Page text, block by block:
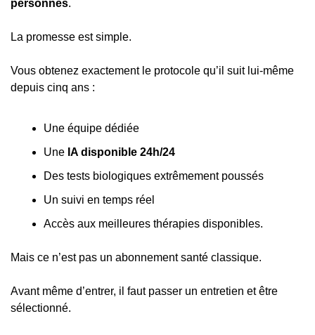
personnes.
La promesse est simple.
Vous obtenez exactement le protocole qu’il suit lui-même
depuis cinq ans :
Une équipe dédiée
Une IA disponible 24h/24
Des tests biologiques extrêmement poussés
Un suivi en temps réel
Accès aux meilleures thérapies disponibles.
Mais ce n’est pas un abonnement santé classique.
Avant même d’entrer, il faut passer un entretien et être
sélectionné.